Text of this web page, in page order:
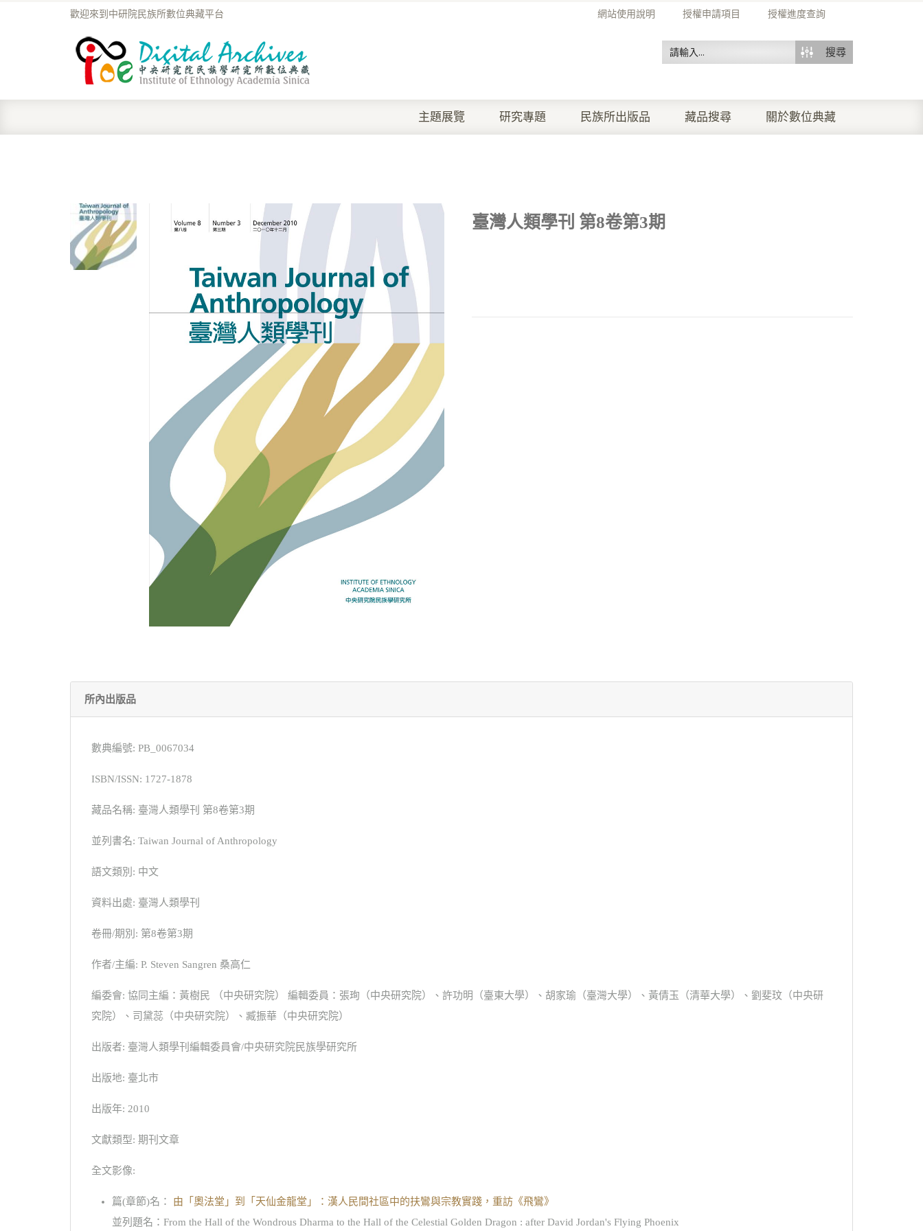
網站使用說明 授權申請項目 授權進度查詢
歡迎來到中研院民族所數位典藏平台
搜尋
主題展覽 研究專題 民族所出版品 藏品搜尋 關於數位典藏
臺灣人類學刊 第8卷第3期
所內出版品
數典編號: PB_0067034
ISBN/ISSN: 1727-1878
藏品名稱: 臺灣人類學刊 第8卷第3期
並列書名: Taiwan Journal of Anthropology
語文類別: 中文
資料出處: 臺灣人類學刊
卷冊/期別: 第8卷第3期
作者/主編: P. Steven Sangren 桑高仁
編委會: 協同主編：黃樹民 （中央研究院） 編輯委員：張珣（中央研究院）、許功明（臺東大學）、胡家瑜（臺灣大學）、黃倩玉（清華大學）、劉斐玟（中央研
究院）、司黛蕊（中央研究院）、臧振華（中央研究院）
出版者: 臺灣人類學刊編輯委員會/中央研究院民族學研究所
出版地: 臺北市
出版年: 2010
文獻類型: 期刊文章
全文影像:
篇(章節)名：
由「奧法堂」到「天仙金龍堂」：漢人民間社區中的扶鸞與宗教實踐，重訪《飛鸞》
並列題名：From the Hall of the Wondrous Dharma to the Hall of the Celestial Golden Dragon : after David Jordan's Flying Phoenix